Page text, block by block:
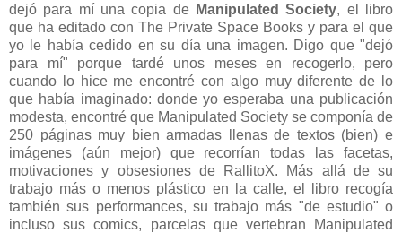
dejó para mí una copia de Manipulated Society, el libro
que ha editado con The Private Space Books y para el que
yo le había cedido en su día una imagen. Digo que "dejó
para mí" porque tardé unos meses en recogerlo, pero
cuando lo hice me encontré con algo muy diferente de lo
que había imaginado: donde yo esperaba una publicación
modesta, encontré que Manipulated Society se componía de
250 páginas muy bien armadas llenas de textos (bien) e
imágenes (aún mejor) que recorrían todas las facetas,
motivaciones y obsesiones de RallitoX. Más allá de su
trabajo más o menos plástico en la calle, el libro recogía
también sus performances, su trabajo más "de estudio" o
incluso sus comics, parcelas que vertebran Manipulated